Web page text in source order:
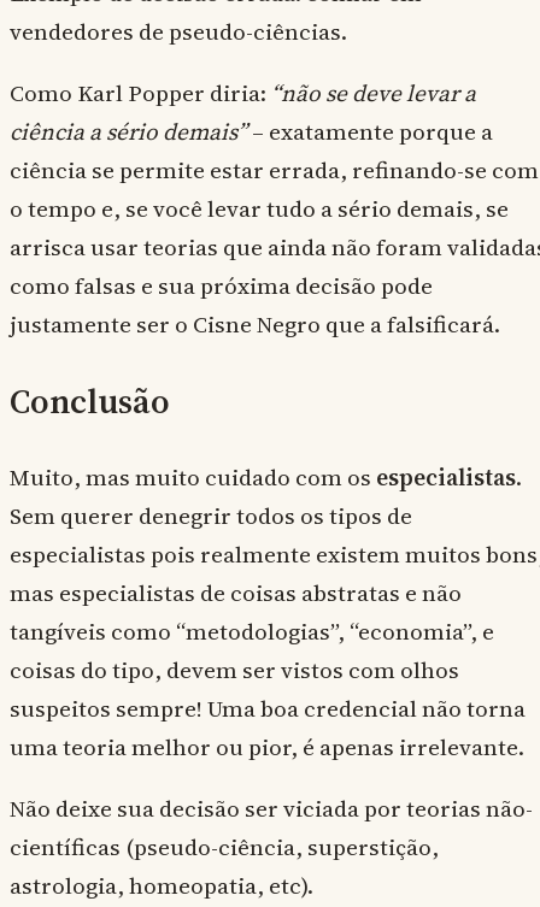
vendedores de pseudo-ciências.
Como Karl Popper diria: “não se deve levar a
ciência a sério demais”– exatamente porque a
ciência se permite estar errada, refinando-se com
o tempo e, se você levar tudo a sério demais, se
arrisca usar teorias que ainda não foram
como falsas e sua próxima decisão pode
justamente ser o Cisne Negro que a falsificará.
Conclusão
Muito, mas muito cuidado com os especialistas.
Sem querer denegrir todos os tipos de
especialistas pois realmente existem muitos
mas especialistas de coisas abstratas e não
tangíveis como “metodologias”, “economia”, e
coisas do tipo, devem ser vistos com olhos
suspeitos sempre! Uma boa credencial não torna
uma teoria melhor ou pior, é apenas irrelevante.
Não deixe sua decisão ser viciada por teorias não-
científicas (pseudo-ciência, superstição,
astrologia, homeopatia, etc).